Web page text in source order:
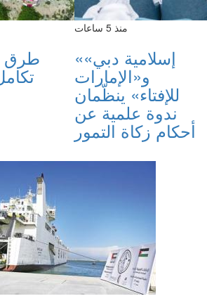
طرق
منذ 5 ساعات
«إسلامية دبي»
و«الإمارات
للإفتاء» ينظّمان
ندوة علمية عن
أحكام زكاة التمور